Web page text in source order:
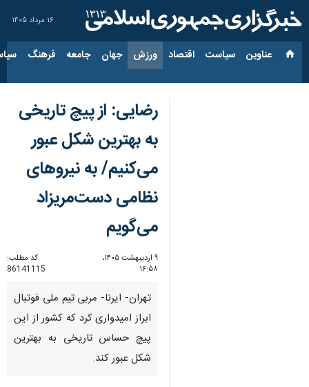
۱۶ مرداد ۱۴۰۵
عناوین‌ سیاست اقتصاد ورزش جهان جامعه فرهنگ
رضایی: از پیچ تاریخی
به بهترین شکل عبور
می‌کنیم/ به نیروهای
نظامی دست‌مریزاد
می‌گویم
۹ اردیبهشت ۱۴۰۵،
۱۶:۵۸
کد مطلب:
86141115
تهران- ایرنا- مربی تیم ملی فوتبال
ابراز امیدواری کرد که کشور از این
پیچ حساس تاریخی به بهترین
شکل عبور کند.